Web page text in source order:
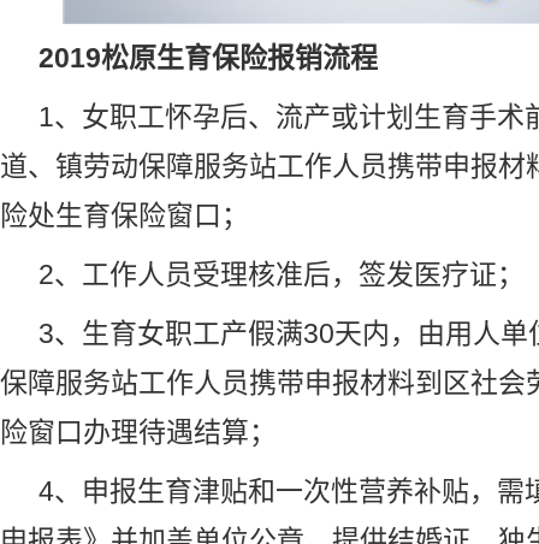
2019松原生育保险报销流程
1、女职工怀孕后、流产或计划生育手术
道、镇劳动保障服务站工作人员携带申报材
险处生育保险窗口；
2、工作人员受理核准后，签发医疗证；
3、生育女职工产假满30天内，由用人单
保障服务站工作人员携带申报材料到区社会
险窗口办理待遇结算；
4、申报生育津贴和一次性营养补贴，需